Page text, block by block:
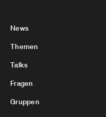
News
Themen
Talks
Fragen
Gruppen